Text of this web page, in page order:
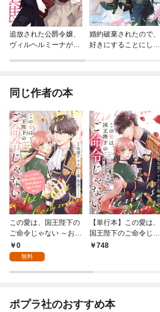
追放された公爵令嬢、
ヴィルヘルミーナが幸
婚約破棄されたので、
好きにすることにし
同じ作者の本
この愛は、国王陛下の
ご命令じゃない ～おひ
とりさま希望の令嬢で
すが、不仲な騎士が離
話
0
無料
【単行本】この愛は、
国王陛下のご命令じゃ
ない ～おひとりさま希
せん！～ 1
748
ポプラ社のおすすめ本